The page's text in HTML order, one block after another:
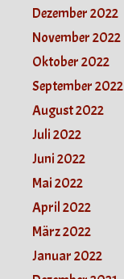
Dezember 2022
November 2022
Oktober 2022
September 2022
August 2022
Juli 2022
Juni 2022
Mai 2022
April 2022
März 2022
Januar 2022